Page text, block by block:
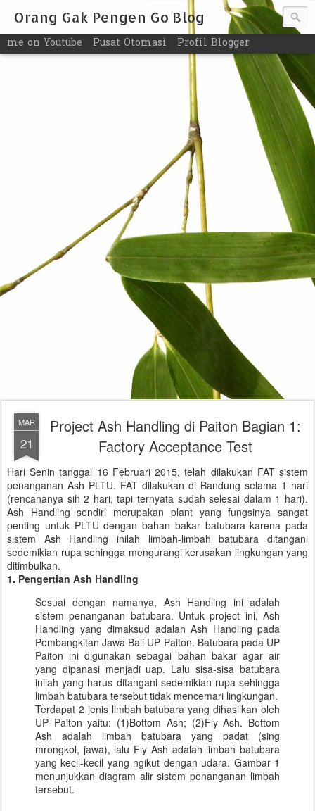
Orang Gak Pengen Go Blog
me on Youtube Pusat Otomasi Profil Blogger
MAR
21
Project Ash Handling di Paiton Bagian 1:
Factory Acceptance Test
Hari Senin tanggal 16 Februari 2015, telah dilakukan FAT sistem
penanganan Ash PLTU. FAT dilakukan di Bandung selama 1 hari
(rencananya sih 2 hari, tapi ternyata sudah selesai dalam 1 hari).
Ash Handling sendiri merupakan plant yang fungsinya sangat
penting untuk PLTU dengan bahan bakar batubara karena pada
sistem Ash Handling inilah limbah-limbah batubara ditangani
sedemikian rupa sehingga mengurangi kerusakan lingkungan yang
ditimbulkan.
1. Pengertian Ash Handling
Sesuai dengan namanya, Ash Handling ini adalah
sistem penanganan batubara. Untuk project ini, Ash
Handling yang dimaksud adalah Ash Handling pada
Pembangkitan Jawa Bali UP Paiton. Batubara pada UP
Paiton ini digunakan sebagai bahan bakar agar air
yang dipanasi menjadi uap. Lalu sisa-sisa batubara
inilah yang harus ditangani sedemikian rupa sehingga
limbah batubara tersebut tidak mencemari lingkungan.
Terdapat 2 jenis limbah batubara yang dihasilkan oleh
UP Paiton yaitu: (1)Bottom Ash; (2)Fly Ash. Bottom
Ash adalah limbah batubara yang padat (sing
mrongkol, jawa), lalu Fly Ash adalah limbah batubara
yang kecil-kecil yang ngikut dengan udara. Gambar 1
menunjukkan diagram alir sistem penanganan limbah
tersebut.